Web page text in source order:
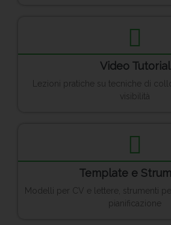
Video Tutorial
Lezioni pratiche su tecniche di
visibilità
Template e
Modelli per CV e lettere, strumenti
pianificazione